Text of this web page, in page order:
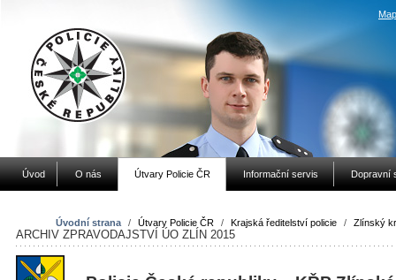
Úvod O nás Útvary Policie ČR Informační servis Dopravní
Úvodní strana / Útvary Policie ČR / Krajská ředitelství policie / Zlínský
ARCHIV ZPRAVODAJSTVÍ ÚO ZLÍN 2015